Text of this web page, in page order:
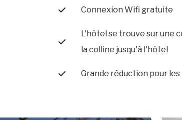
Connexion Wifi gratuite
L'hôtel se trouve sur une
la colline jusqu'à l'hôtel
Grande réduction pour